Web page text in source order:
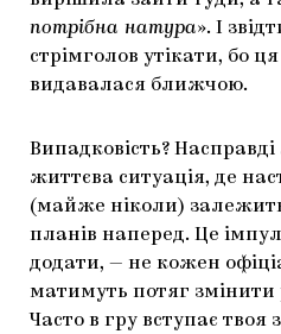
потрібна натура». І
стрімголов утікати, бо ця
видавалася ближчою.
Випадковість?
життєва ситуація, де
(майже ніколи)
планів наперед. Це
додати, — не кожен
матимуть потяг змінити
Часто в гру вступає твоя